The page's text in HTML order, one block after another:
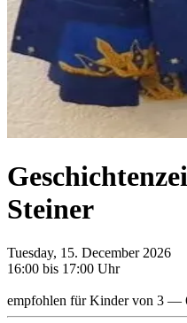
Steiner
Tuesday, 15. December 2026
16:00 bis 17:00 Uhr
empfohlen für Kinder von 3 —